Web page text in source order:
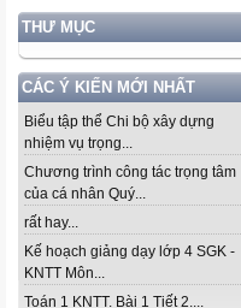
THƯ MỤC
CÁC Ý KIẾN MỚI NHẤT
Biểu tập thể Chi bộ xây dựng
nhiệm vụ trọng...
Chương trình công tác trọng tâm
của cá nhân Quý...
rất hay...
Kế hoạch giảng dạy lớp 4 SGK -
KNTT Môn...
Toán 1 KNTT. Bài 1 Tiết 2....